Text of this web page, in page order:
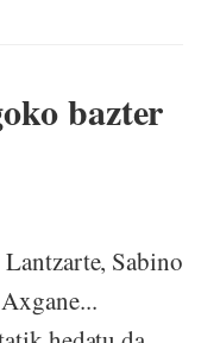
bazter
Sabino